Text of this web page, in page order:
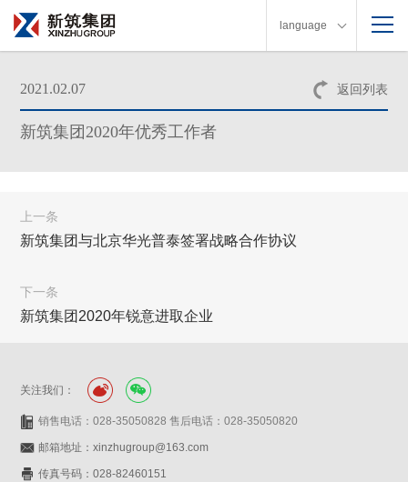
language
返回列表
2021.02.07
新筑集团2020年优秀工作者
上一条
新筑集团与北京华光普泰签署战略合作协议
下一条
新筑集团2020年锐意进取企业
关注我们：
销售电话：028-35050828 售后电话：028-35050820
邮箱地址：xinzhugroup@163.com
传真号码：028-82460151